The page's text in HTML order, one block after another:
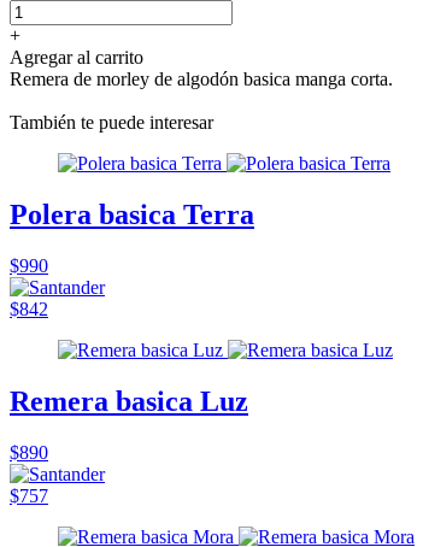
+
Agregar al carrito
Remera de morley de algodón basica manga corta.
También te puede interesar
Polera basica Terra
$990
$842
Remera basica Luz
$890
$757